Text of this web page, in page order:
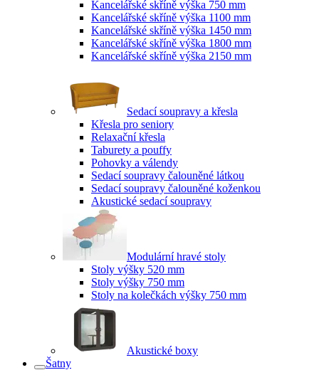
Kancelářské skříně výška 750 mm
Kancelářské skříně výška 1100 mm
Kancelářské skříně výška 1450 mm
Kancelářské skříně výška 1800 mm
Kancelářské skříně výška 2150 mm
Sedací soupravy a křesla
Křesla pro seniory
Relaxační křesla
Taburety a pouffy
Pohovky a válendy
Sedací soupravy čalouněné látkou
Sedací soupravy čalouněné koženkou
Akustické sedací soupravy
Modulární hravé stoly
Stoly výšky 520 mm
Stoly výšky 750 mm
Stoly na kolečkách výšky 750 mm
Akustické boxy
Šatny